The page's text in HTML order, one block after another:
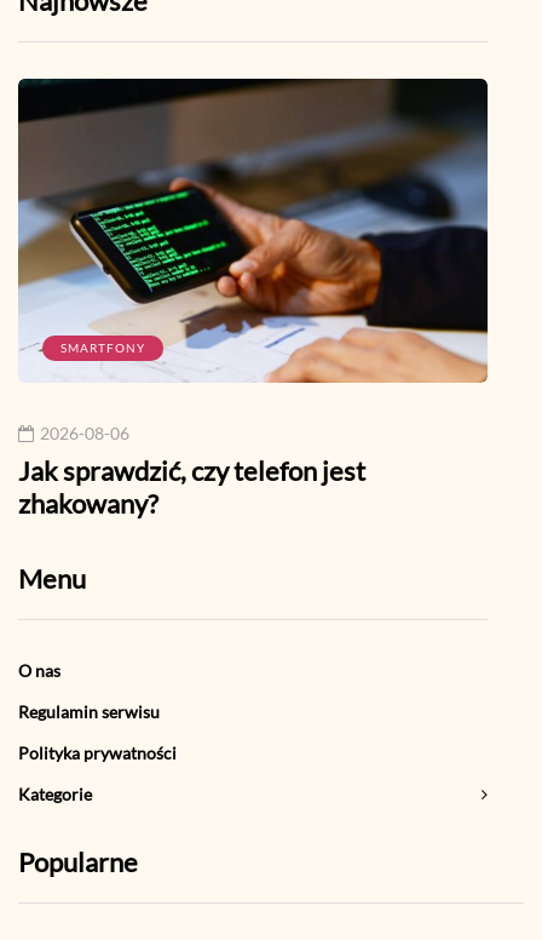
SMARTFONY
2026-08-06
Jak sprawdzić, czy telefon jest
zhakowany?
Menu
O nas
Regulamin serwisu
Polityka prywatności
Kategorie
Popularne